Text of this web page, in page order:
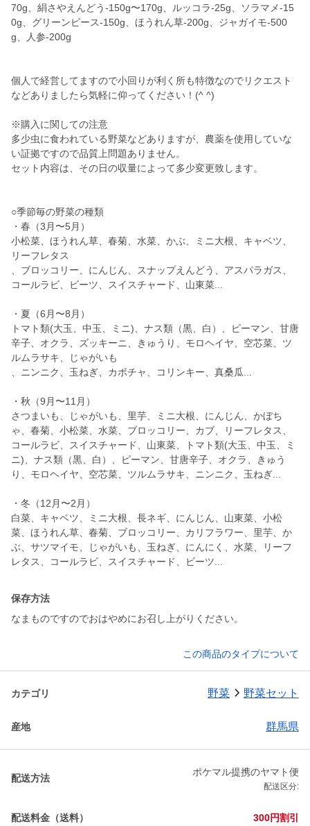
70g、絹さやえんどう-150g〜170g、ルッコラ-25g、ソラマメ-15
0g、グリーンピース-150g、ほうれん草-200g、ジャガイモ-500
g、人参-200g
個人で経営してますので小回りが利く所も特徴なのでリクエスト
などありましたら気軽に仰ってください！(^ ^)
※購入に関しての注意
多少虫に食われている野菜などありますが、農薬を使用していな
い証拠ですので品質上問題ありません。
セット内容は、その日の収量によって多少変更致します。
○季節毎の野菜の種類
・春（3月〜5月）
小松菜、ほうれん草、春菊、水菜、かぶ、ミニ大根、キャベツ、
リーフレタス
、ブロッコリー、にんじん、スナップえんどう、アスパラガス、
コールラビ、ビーツ、スイスチャード、山東菜...
・夏（6月〜8月）
トマト類(大玉、中玉、ミニ)、ナス類（黒、白）、ピーマン、甘唐
辛子、オクラ、ズッキーニ、きゅうり、モロヘイヤ、空芯菜、ツ
ルムラサキ、じゃがいも
、ニンニク、玉ねぎ、カボチャ、コリンキー、真桑瓜...
・秋（9月〜11月）
さつまいも、じゃがいも、里芋、ミニ大根、にんじん、かぼち
ゃ、春菊、小松菜、水菜、ブロッコリー、カブ、リーフレタス、
コールラビ、スイスチャード、山東菜、トマト類(大玉、中玉、ミ
ニ)、ナス類（黒、白）、ピーマン、甘唐辛子、オクラ、きゅう
り、モロヘイヤ、空芯菜、ツルムラサキ、ニンニク、玉ねぎ...
・冬（12月〜2月）
白菜、キャベツ、ミニ大根、長ネギ、にんじん、山東菜、小松
菜、ほうれん草、春菊、ブロッコリー、カリフラワー、里芋、か
ぶ、サツマイモ、じゃがいも、玉ねぎ、にんにく、水菜、リーフ
レタス、コールラビ、スイスチャード、ビーツ...
保存方法
なまものですのでおはやめにお召し上がりください。
この商品のタイプについて
カテゴリ 野菜 野菜セット
産地 群馬県
配送方法
ポケマル提携のヤマト便
配送区分:
配送料金（送料） 300円割引